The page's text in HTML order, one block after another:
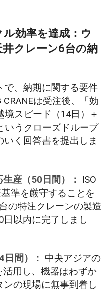
効率を達成：ウ
クレーン6台の納
、納期に関する要件
は受注後、「効
スピード（14日）＋
いうクローズドループ
く回答書を提出しま
産（50日間）： ISO
準を厳守することを
の特注クレーンの製造
以内に完了しまし
間）： 中央アジアの
用し、機器はわずか
の現場に無事到着し